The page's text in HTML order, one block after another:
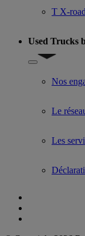
T X-
Used Trucks
Show
Nos
Le
Les